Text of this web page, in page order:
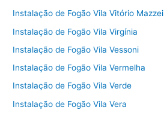
Instalação de Fogão Vila Vitório Mazzei
Instalação de Fogão Vila Virgínia
Instalação de Fogão Vila Vessoni
Instalação de Fogão Vila Vermelha
Instalação de Fogão Vila Verde
Instalação de Fogão Vila Vera